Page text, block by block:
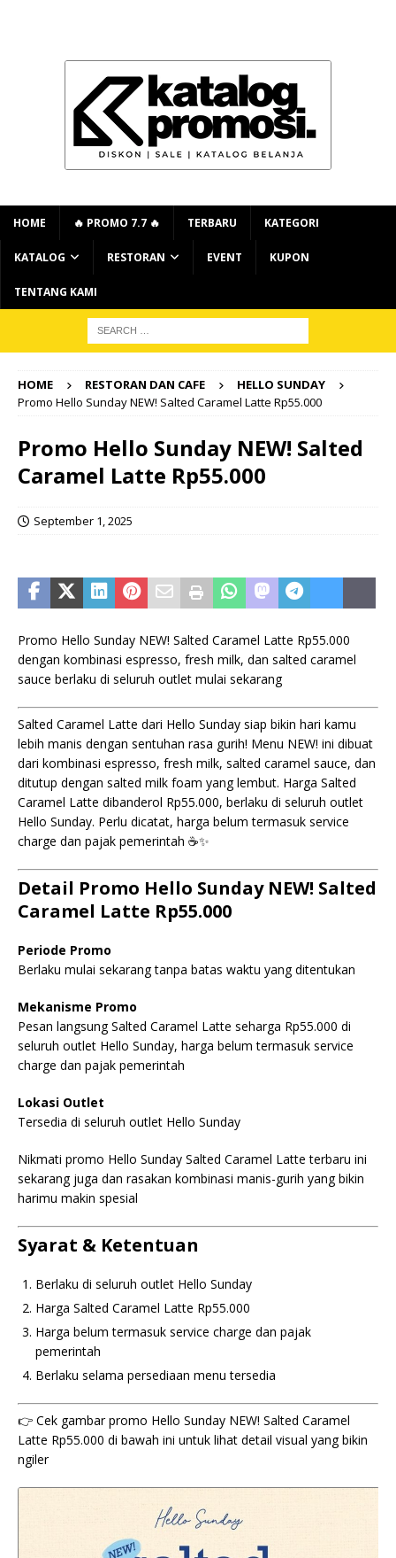
HOME 🔥 PROMO 7.7 🔥 TERBARU KATEGORI
KATALOG RESTORAN EVENT KUPON
TENTANG KAMI
HOME RESTORAN DAN CAFE
HELLO SUNDAY
Promo Hello Sunday NEW! Salted Caramel Latte Rp55.000
Promo Hello Sunday NEW! Salted
Caramel Latte Rp55.000
September 1, 2025
Promo Hello Sunday NEW! Salted Caramel Latte Rp55.000
dengan kombinasi espresso, fresh milk, dan salted caramel
sauce berlaku di seluruh outlet mulai sekarang
Salted Caramel Latte dari Hello Sunday siap bikin hari kamu
lebih manis dengan sentuhan rasa gurih! Menu NEW! ini dibuat
dari kombinasi espresso, fresh milk, salted caramel sauce, dan
ditutup dengan salted milk foam yang lembut. Harga Salted
Caramel Latte dibanderol Rp55.000, berlaku di seluruh outlet
Hello Sunday. Perlu dicatat, harga belum termasuk service
charge dan pajak pemerintah ☕✨
Detail Promo Hello Sunday NEW! Salted
Caramel Latte Rp55.000
Periode Promo
Berlaku mulai sekarang tanpa batas waktu yang ditentukan
Mekanisme Promo
Pesan langsung Salted Caramel Latte seharga Rp55.000 di
seluruh outlet Hello Sunday, harga belum termasuk service
charge dan pajak pemerintah
Lokasi Outlet
Tersedia di seluruh outlet Hello Sunday
Nikmati promo Hello Sunday Salted Caramel Latte terbaru ini
sekarang juga dan rasakan kombinasi manis-gurih yang bikin
harimu makin spesial
Syarat & Ketentuan
Berlaku di seluruh outlet Hello Sunday
Harga Salted Caramel Latte Rp55.000
Harga belum termasuk service charge dan pajak
pemerintah
Berlaku selama persediaan menu tersedia
👉 Cek gambar promo Hello Sunday NEW! Salted Caramel
Latte Rp55.000 di bawah ini untuk lihat detail visual yang bikin
ngiler